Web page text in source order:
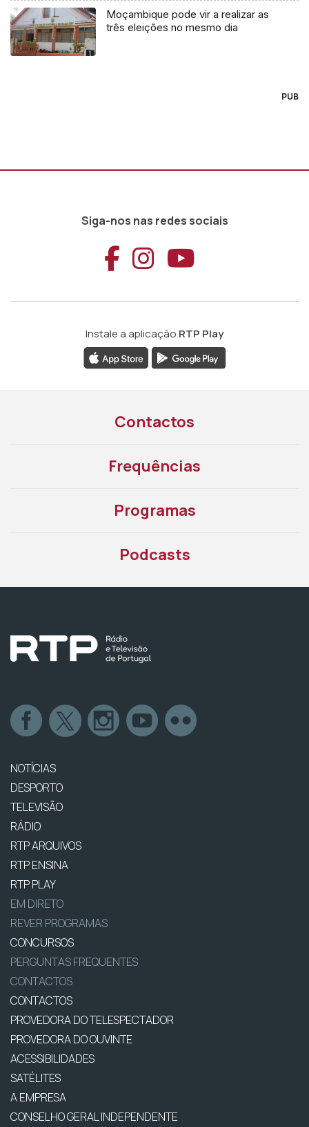
Moçambique pode vir a realizar as
três eleições no mesmo dia
PUB
Siga-nos nas redes sociais
Aceder ao
Aceder ao
Aceder
Instale a aplicação RTP Play
Contactos
Frequências
Programas
Podcasts
NOTÍCIAS
DESPORTO
TELEVISÃO
RÁDIO
RTP ARQUIVOS
RTP ENSINA
RTP PLAY
EM DIRETO
REVER PROGRAMAS
CONCURSOS
PERGUNTAS FREQUENTES
CONTACTOS
CONTACTOS
PROVEDORA DO TELESPECTADOR
PROVEDORA DO OUVINTE
ACESSIBILIDADES
SATÉLITES
A EMPRESA
CONSELHO GERAL INDEPENDENTE